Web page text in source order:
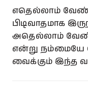
எதெல்லாம்
பிடிவாதமாக
அதெல்லாம்
என்று
வைக்கும் இந்த